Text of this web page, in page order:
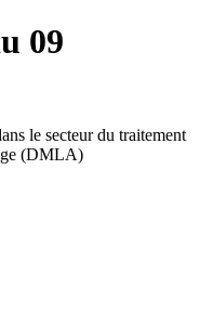
09
le secteur du traitement
(DMLA)